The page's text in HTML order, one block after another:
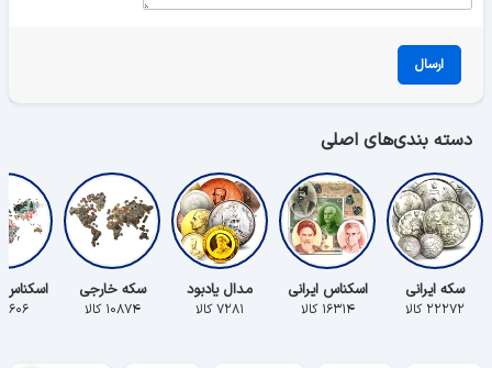
ارسال
دسته بندی‌های اصلی
سکه ایرانی
۲۲۲۷۲ کالا
اسکناس ایرانی
۱۶۳۱۴ کالا
مدال یادبود
۷۲۸۱ کالا
سکه خارجی
۱۰۸۷۴ کالا ۵۶۰۶ کالا